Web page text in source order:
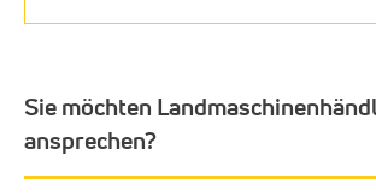
Sie möchten
ansprechen?